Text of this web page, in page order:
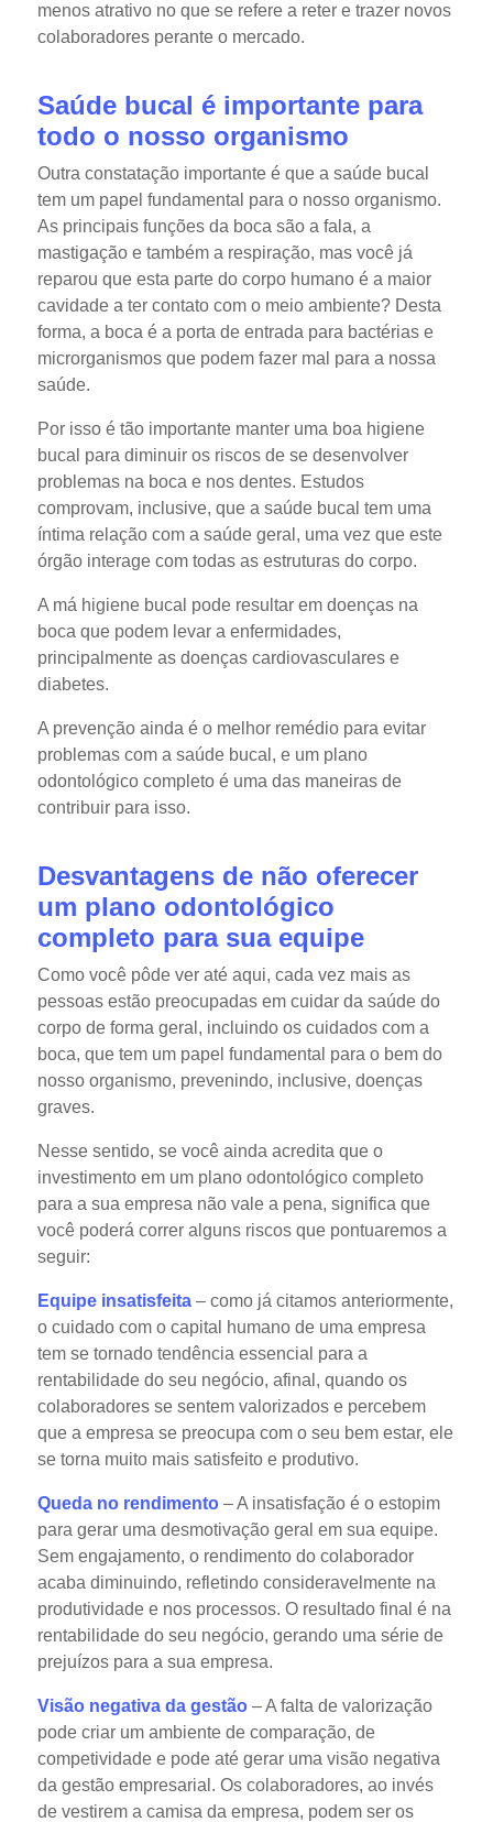
menos atrativo no que se refere a reter e trazer novos
colaboradores perante o mercado.
Saúde bucal é importante para
todo o nosso organismo
Outra constatação importante é que a saúde bucal
tem um papel fundamental para o nosso organismo.
As principais funções da boca são a fala, a
mastigação e também a respiração, mas você já
reparou que esta parte do corpo humano é a maior
cavidade a ter contato com o meio ambiente? Desta
forma, a boca é a porta de entrada para bactérias e
microrganismos que podem fazer mal para a nossa
saúde.
Por isso é tão importante manter uma boa higiene
bucal para diminuir os riscos de se desenvolver
problemas na boca e nos dentes. Estudos
comprovam, inclusive, que a saúde bucal tem uma
íntima relação com a saúde geral, uma vez que este
órgão interage com todas as estruturas do corpo.
A má higiene bucal pode resultar em doenças na
boca que podem levar a enfermidades,
principalmente as doenças cardiovasculares e
diabetes.
A prevenção ainda é o melhor remédio para evitar
problemas com a saúde bucal, e um plano
odontológico completo é uma das maneiras de
contribuir para isso.
Desvantagens de não oferecer
um plano odontológico
completo para sua equipe
Como você pôde ver até aqui, cada vez mais as
pessoas estão preocupadas em cuidar da saúde do
corpo de forma geral, incluindo os cuidados com a
boca, que tem um papel fundamental para o bem do
nosso organismo, prevenindo, inclusive, doenças
graves.
Nesse sentido, se você ainda acredita que o
investimento em um plano odontológico completo
para a sua empresa não vale a pena, significa que
você poderá correr alguns riscos que pontuaremos a
seguir:
Equipe insatisfeita– como já citamos anteriormente,
o cuidado com o capital humano de uma empresa
tem se tornado tendência essencial para a
rentabilidade do seu negócio, afinal, quando os
colaboradores se sentem valorizados e percebem
que a empresa se preocupa com o seu bem estar, ele
se torna muito mais satisfeito e produtivo.
Queda no rendimento– A insatisfação é o estopim
para gerar uma desmotivação geral em sua equipe.
Sem engajamento, o rendimento do colaborador
acaba diminuindo, refletindo consideravelmente na
produtividade e nos processos. O resultado final é na
rentabilidade do seu negócio, gerando uma série de
prejuízos para a sua empresa.
Visão negativa da gestão– A falta de valorização
pode criar um ambiente de comparação, de
competividade e pode até gerar uma visão negativa
da gestão empresarial. Os colaboradores, ao invés
de vestirem a camisa da empresa, podem ser os